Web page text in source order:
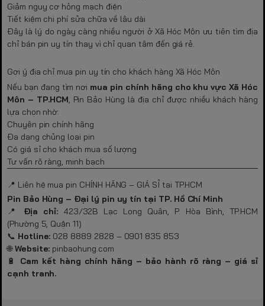
Giảm nguy cơ hỏng mạch điện
Tiết kiệm chi phí sửa chữa về lâu dài
Đây là lý do ngày càng nhiều người ở Xã Hóc Môn ưu tiên tìm địa
chỉ bán pin uy tín thay vì chỉ quan tâm đến giá rẻ.
Gợi ý địa chỉ mua pin uy tín cho khách hàng Xã Hóc Môn
Nếu bạn đang tìm nơi mua pin chính hãng cho khu vực Xã Hóc
Môn – TP.HCM, Pin Bảo Hùng là địa chỉ được nhiều khách hàng
lựa chọn nhờ:
Chuyên pin chính hãng
Đa dạng chủng loại pin
Có giá sỉ cho khách mua số lượng
Tư vấn rõ ràng, minh bạch
📍 Liên hệ mua pin CHÍNH HÃNG – GIÁ SỈ tại TP.HCM
Pin Bảo Hùng – Đại lý pin uy tín tại TP. Hồ Chí Minh
📍 Địa chỉ:423/32B Lạc Long Quân, P. Hòa Bình, TP.HCM
(Phường 5, Quận 11)
📞 Hotline: 028 8889 2828 – 0901 835 853
🌐Website: pinbaohung.com
🔋 Cam kết hàng chính hãng – bảo hành rõ ràng – giá sỉ
cạnh tranh.